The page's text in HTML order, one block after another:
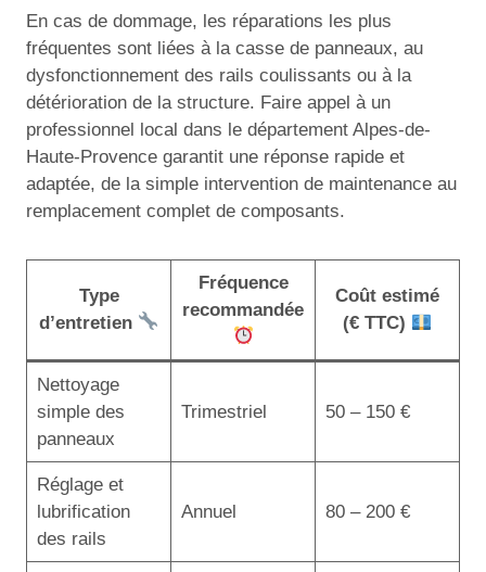
En cas de dommage, les réparations les plus
fréquentes sont liées à la casse de panneaux, au
dysfonctionnement des rails coulissants ou à la
détérioration de la structure. Faire appel à un
professionnel local dans le département Alpes-de-
Haute-Provence garantit une réponse rapide et
adaptée, de la simple intervention de maintenance au
remplacement complet de composants.
Type
d’entretien
Fréquence
recommandée
Coût estimé
(€ TTC)
Nettoyage
simple des
panneaux
Trimestriel 50 – 150 €
Réglage et
lubrification
des rails
Annuel 80 – 200 €